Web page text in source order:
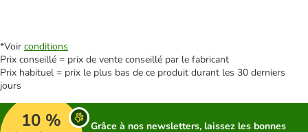
*Voir conditions
Prix conseillé = prix de vente conseillé par le fabricant
Prix habituel = prix le plus bas de ce produit durant les 30 derniers
jours
10 %
Grâce à nos newsletters, laissez les bonnes